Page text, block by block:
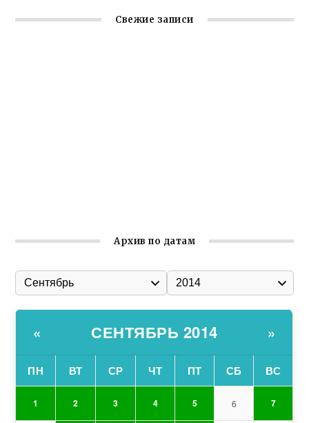
Свежие записи
Архив по датам
« СЕНТЯБРЬ 2014 »
ПН ВТ СР ЧТ ПТ СБ ВС
1 2 3 4 5 6 7